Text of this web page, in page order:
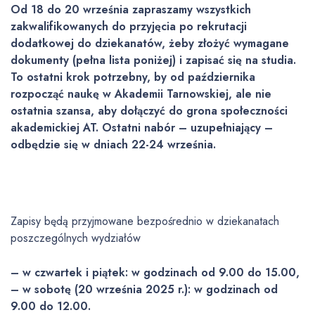
Od 18 do 20 września zapraszamy wszystkich
zakwalifikowanych do przyjęcia po rekrutacji
dodatkowej do dziekanatów, żeby złożyć wymagane
dokumenty (pełna lista poniżej) i zapisać się na studia.
To ostatni krok potrzebny, by od października
rozpocząć naukę w Akademii Tarnowskiej, ale nie
ostatnia szansa, aby dołączyć do grona społeczności
akademickiej AT. Ostatni nabór – uzupełniający –
odbędzie się w dniach 22-24 września.
Zapisy będą przyjmowane bezpośrednio w dziekanatach
poszczególnych wydziałów
– w czwartek i piątek: w godzinach od 9.00 do 15.00,
– w sobotę (20 września 2025 r.): w godzinach od
9.00 do 12.00.